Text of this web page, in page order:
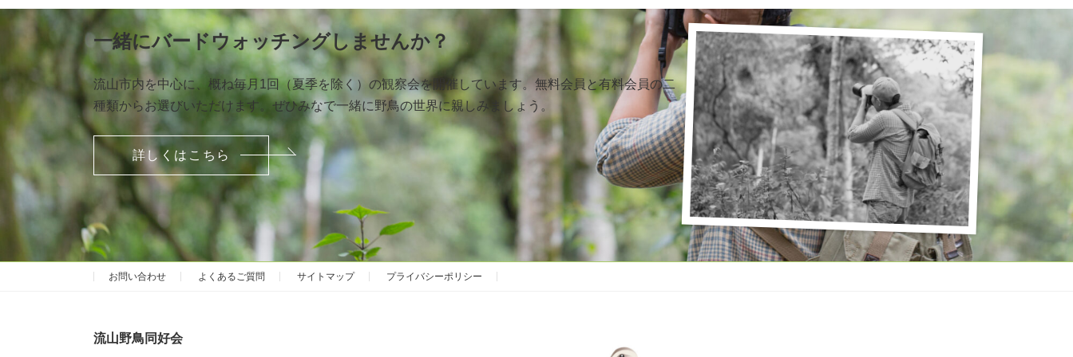
一緒にバードウォッチングしませんか？
流山市内を中心に、概ね毎月1回（夏季を除く）の観察会を開催しています。無料会員と有料会員の二
種類からお選びいただけます。ぜひみなで一緒に野鳥の世界に親しみましょう。
詳しくはこちら
お問い合わせ よくあるご質問 サイトマップ プライバシーポリシー
流山野鳥同好会